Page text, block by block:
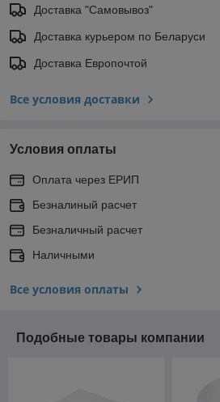
Доставка "Самовывоз"
Доставка курьером по Беларуси
Доставка Европочтой
Все условия доставки
Условия оплаты
Оплата через ЕРИП
Безналиный расчет
Безналичный расчет
Наличными
Все условия оплаты
Подобные товары компании